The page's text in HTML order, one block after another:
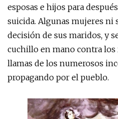
esposas e hijos para
suicida. Algunas mujeres ni
decisión de sus maridos, y
cuchillo en mano contra los
llamas de los numerosos
propagando por el pueblo.